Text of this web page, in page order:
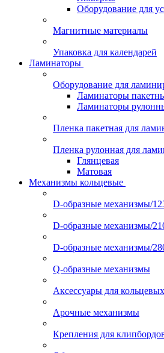
Оборудование для
Магнитные материалы
Упаковка для календарей
Ламинаторы
Оборудование для
Ламинаторы
Ламинаторы
Пленка пакетная для
Пленка рулонная для
Глянцевая
Матовая
Механизмы кольцевые
D-образные механизмы/
D-образные механизмы/
D-образные механизмы/
Q-образные механизмы
Аксессуары для
Арочные механизмы
Крепления для